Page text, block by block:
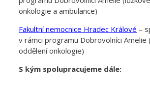
onkologie a ambulance)
Fakultní nemocnice Hradec Králové –
v rámci programu Dobrovolníci Amelie
oddělení onkologie)
S kým spolupracujeme dále: